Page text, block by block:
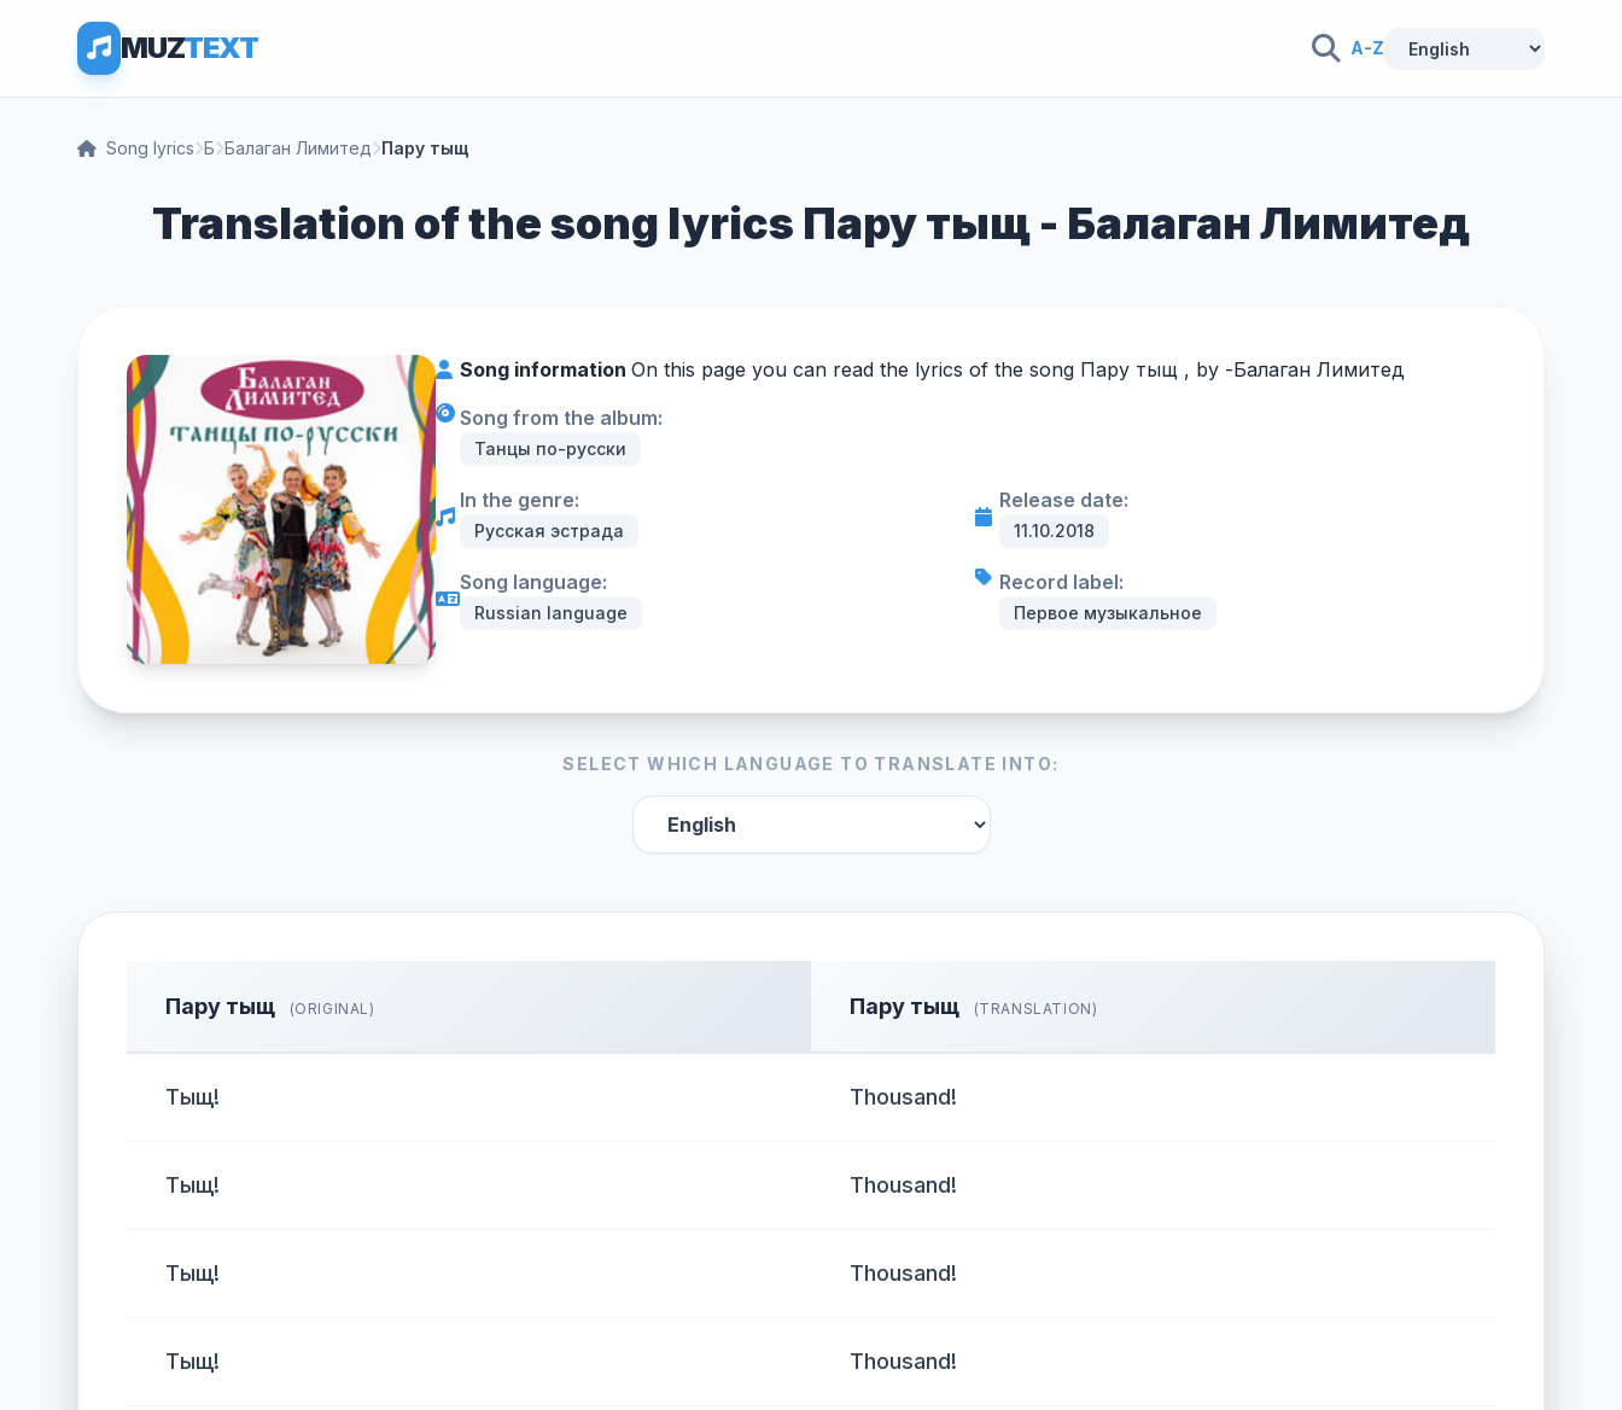
MUZTEXT A-Z
Song lyrics Б Балаган Лимитед Пару тыщ
Translation of the song lyrics Пару тыщ - Балаган Лимитед
Song information On this page you can read the lyrics of the song Пару тыщ , by -Балаган Лимитед
Song from the album:
Танцы по-русски
In the genre:
Русская эстрада
Release date:
11.10.2018
Song language:
Russian language
Record label:
Первое музыкальное
SELECT WHICH LANGUAGE TO TRANSLATE INTO:
Пару тыщ (ORIGINAL) Пару тыщ (TRANSLATION)
Тыщ! Thousand!
Тыщ! Thousand!
Тыщ! Thousand!
Тыщ! Thousand!